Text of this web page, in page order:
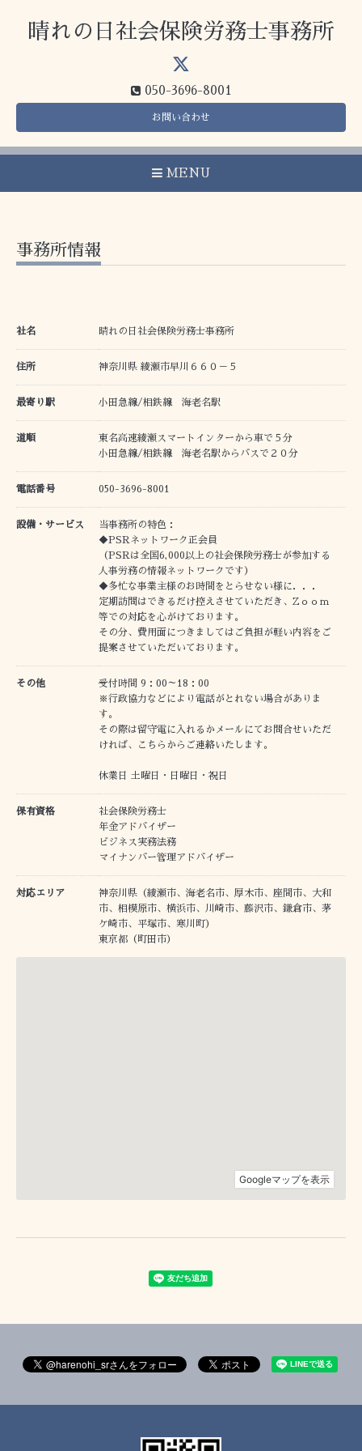
晴れの日社会保険労務士事務所
050-3696-8001
お問い合わせ
MENU
事務所情報
社名 晴れの日社会保険労務士事務所
住所 神奈川県 綾瀬市早川６６０－５
最寄り駅 小田急線/相鉄線 海老名駅
道順
東名高速綾瀬スマートインターから車で５分
小田急線/相鉄線 海老名駅からバスで２０分
電話番号 050-3696-8001
設備・サービス
当事務所の特色：
◆PSRネットワーク正会員
（PSRは全国6,000以上の社会保険労務士が参加する
人事労務の情報ネットワークです）
◆多忙な事業主様のお時間をとらせない様に．．．
定期訪問はできるだけ控えさせていただき、Zｏｏｍ
等での対応を心がけております。
その分、費用面につきましてはご負担が軽い内容をご
提案させていただいております。
その他
受付時間 9：00～18：00
※行政協力などにより電話がとれない場合がありま
す。
その際は留守電に入れるかメールにてお問合せいただ
ければ、こちらからご連絡いたします。
休業日 土曜日・日曜日・祝日
保有資格
社会保険労務士
年金アドバイザー
ビジネス実務法務
マイナンバー管理アドバイザー
対応エリア
神奈川県（綾瀬市、海老名市、厚木市、座間市、大和
市、相模原市、横浜市、川崎市、藤沢市、鎌倉市、茅
ケ崎市、平塚市、寒川町）
東京都（町田市）